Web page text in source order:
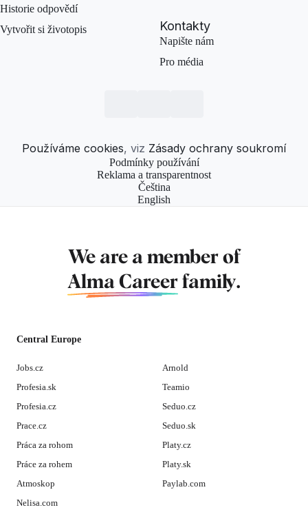
Historie odpovědí
Vytvořit si životopis
Kontakty
Napište nám
Pro média
Používáme cookies, viz Zásady ochrany soukromí
Podmínky používání
Reklama a transparentnost
Čeština
English
We are a member of
Alma Career family.
Central Europe
Jobs.cz
Profesia.sk
Profesia.cz
Prace.cz
Práca za rohom
Práce za rohem
Atmoskop
Nelisa.com
Arnold
Teamio
Seduo.cz
Seduo.sk
Platy.cz
Platy.sk
Paylab.com